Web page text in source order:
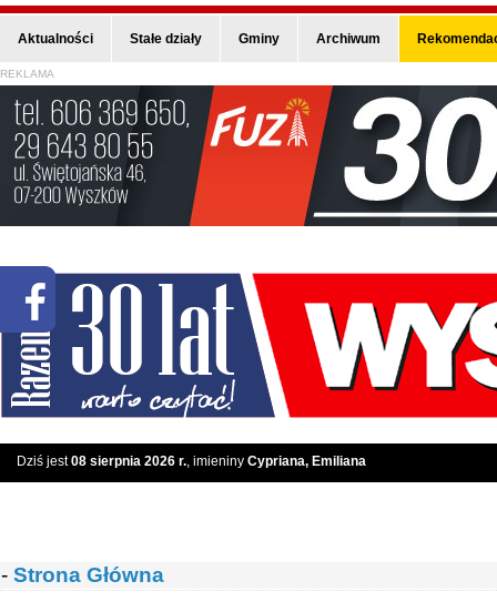
Aktualności Stałe działy Gminy Archiwum
REKLAMA
Dziś jest08 sierpnia 2026 r., imieniny Cypriana, Emiliana
- Strona Główna